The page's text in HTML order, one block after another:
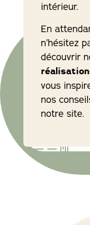
intérieur.
En
n’hésitez
découvrir
vous
nos
notre site.
Les
dans votre